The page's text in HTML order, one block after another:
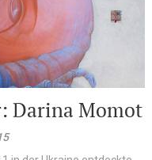
Darina Momot